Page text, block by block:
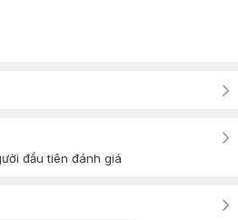
đầu tiên đánh giá